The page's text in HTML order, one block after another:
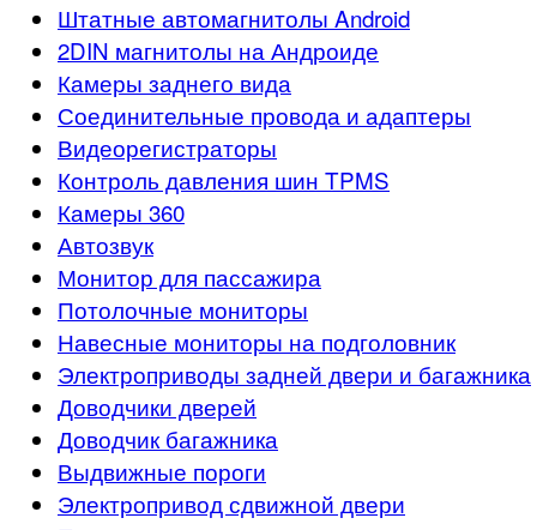
Штатные автомагнитолы Android
2DIN магнитолы на Андроиде
Камеры заднего вида
Соединительные провода и адаптеры
Видеорегистраторы
Контроль давления шин TPMS
Камеры 360
Автозвук
Монитор для пассажира
Потолочные мониторы
Навесные мониторы на подголовник
Электроприводы задней двери и багажника
Доводчики дверей
Доводчик багажника
Выдвижные пороги
Электропривод сдвижной двери